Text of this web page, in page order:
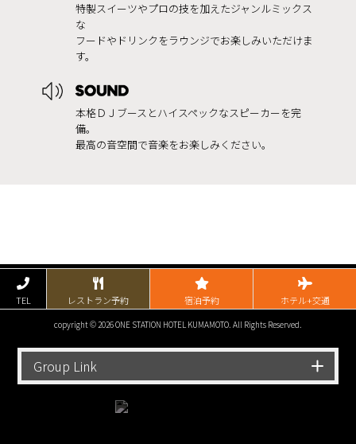
特製スイーツやプロの技を加えたジャンルミックス
な
フードやドリンクをラウンジでお楽しみいただけま
す。
本格ＤＪブースとハイスペックなスピーカーを完
備。
最高の音空間で音楽をお楽しみください。
TEL レストラン予約 宿泊予約 ホテル+交通
copyright © 2026 ONE STATION HOTEL KUMAMOTO. All Rights Reserved.
Group Link